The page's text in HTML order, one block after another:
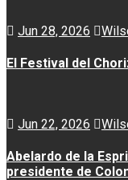
Jun 28, 2026
El Festival del
Jun 22, 2026
Abelardo de la
presidente de